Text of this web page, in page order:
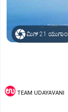
ಮಿಗ್‌ 21
TEAM UDAYAVANI